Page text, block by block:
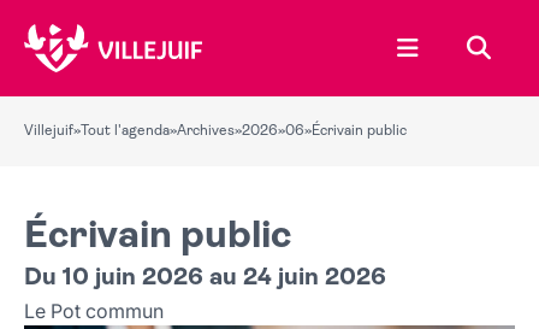
Ouvrir le
Villejuif» Tout l'agenda»Archives»2026»06»Écrivain public
Écrivain public
Du 10 juin 2026 au 24 juin 2026
Le Pot commun